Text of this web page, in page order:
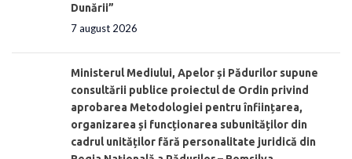
Dunării”
7 august 2026
Ministerul Mediului, Apelor și Pădurilor supune
consultării publice proiectul de Ordin privind
aprobarea Metodologiei pentru înființarea,
organizarea și funcționarea subunităților din
cadrul unităților fără personalitate juridică din